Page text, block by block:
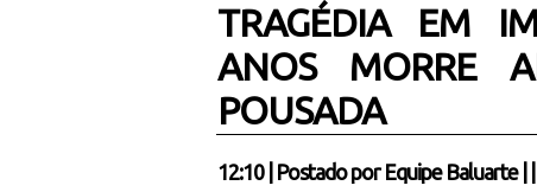
TRAGÉDIA EM
ANOS MORRE
POUSADA
12:10| Postado por Equipe Baluarte